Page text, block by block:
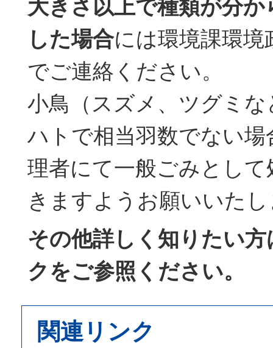
大きさ以上で種類が分
した場合には環境課環境
でご連絡ください。
小鳥（スズメ、ツグミ
ハトで相当羽数でない場
理者にて一般ごみとし
きますようお願いいた
その他詳しく知りたい
クをご参照ください。
関連リンク